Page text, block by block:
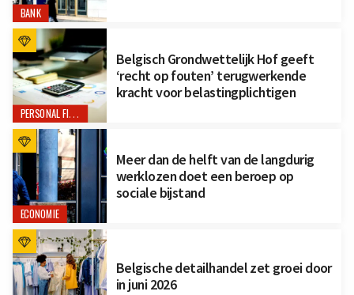
BANK
PERSONAL FINANCE
Belgisch Grondwettelijk Hof geeft
‘recht op fouten’ terugwerkende
kracht voor belastingplichtigen
ECONOMIE
Meer dan de helft van de langdurig
werklozen doet een beroep op
sociale bijstand
Belgische detailhandel zet groei door
in juni 2026